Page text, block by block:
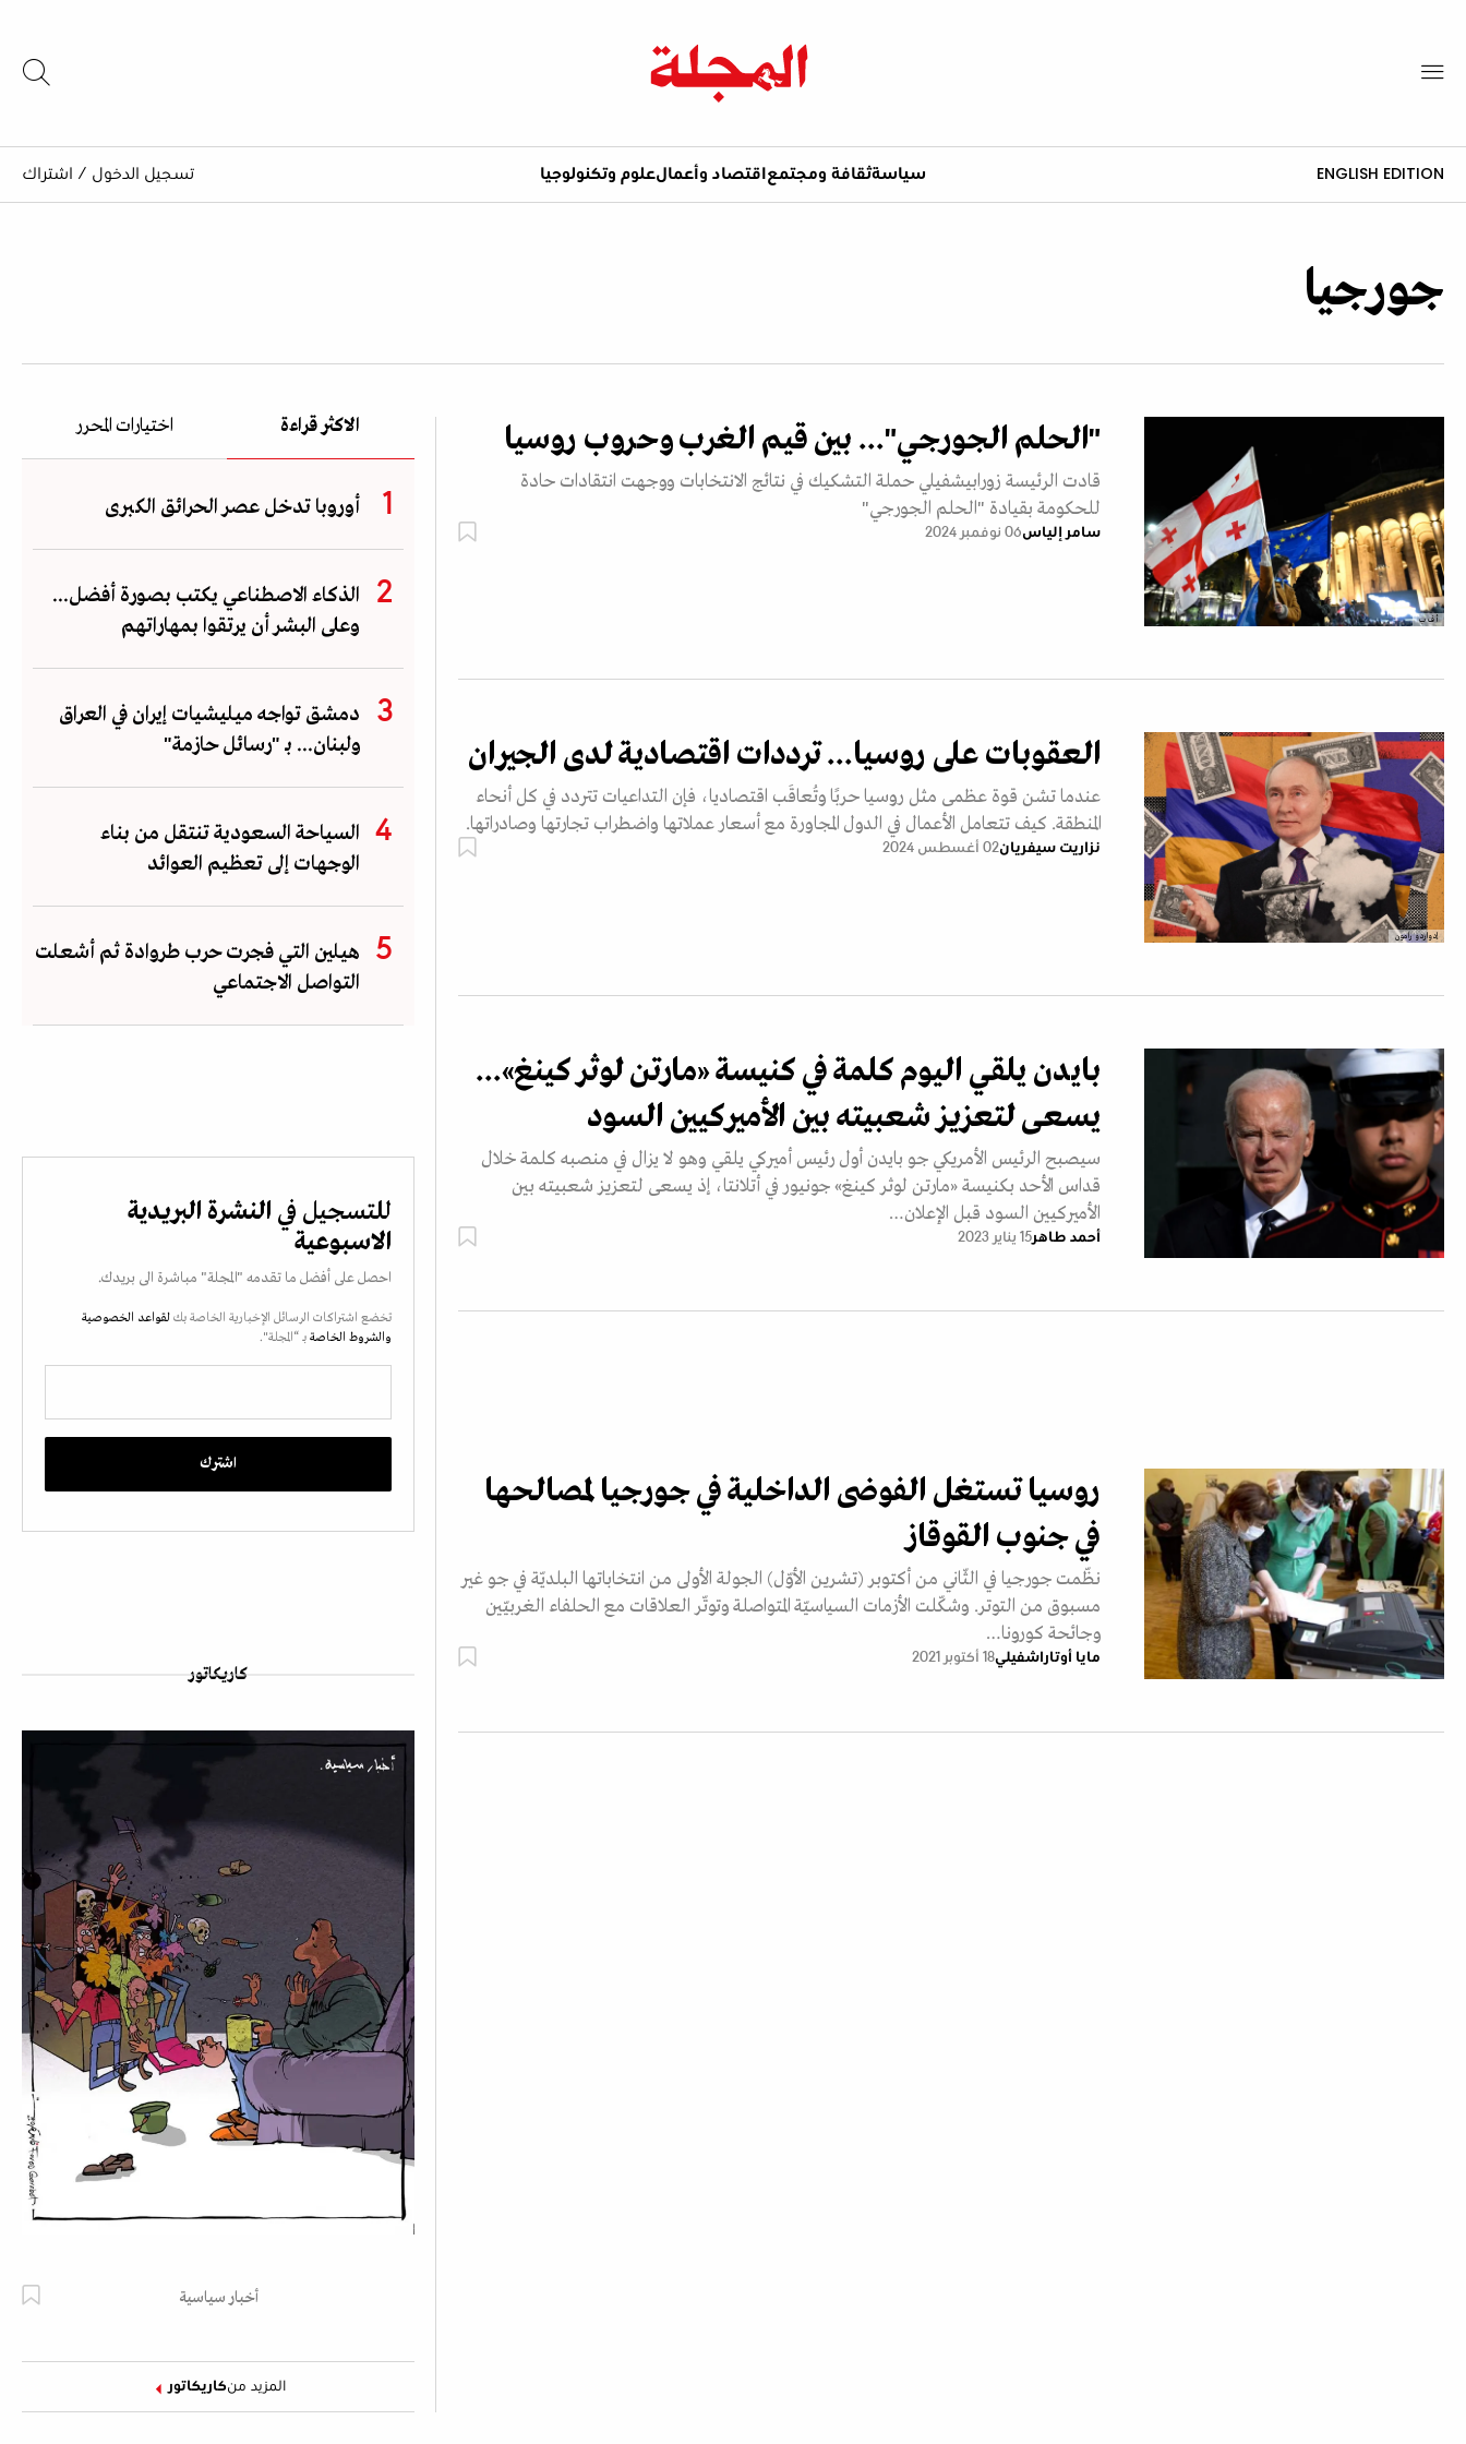
ENGLISH EDITION سياسةثقافة ومجتمع اقتصاد وأعمالعلوم وتكنولوجيا تسجيل الدخول / اشتراك
جورجيا
أ ف ب
"الحلم الجورجي"... بين قيم الغرب وحروب روسيا
قادت الرئيسة زورابيشفيلي حملة التشكيك في نتائج الانتخابات ووجهت انتقادات حادة
للحكومة بقيادة "الحلم الجورجي"
سامر إلياس06 نوفمبر 2024
إدواردو رامون
العقوبات على روسيا... ترددات اقتصادية لدى الجيران
عندما تشن قوة عظمى مثل روسيا حربًا وتُعاقَب اقتصاديا، فإن التداعيات تتردد في كل أنحاء
المنطقة. كيف تتعامل الأعمال في الدول المجاورة مع أسعار عملاتها واضطراب تجارتها وصادراتها.
نزاريت سيفريان02 أغسطس 2024
بايدن يلقي اليوم كلمة في كنيسة «مارتن لوثر كينغ»...
يسعى لتعزيز شعبيته بين الأميركيين السود
سيصبح الرئيس الأمريكي جو بايدن أول رئيس أميركي يلقي وهو لا يزال في منصبه كلمة خلال
قداس الأحد بكنيسة «مارتن لوثر كينغ» جونيور في أتلانتا، إذ يسعى لتعزيز شعبيته بين
الأميركيين السود قبل الإعلان…
أحمد طاهر15 يناير 2023
روسيا تستغل الفوضى الداخلية في جورجيا لمصالحها
في جنوب القوقاز
نظّمت جورجيا في الثّاني من أكتوبر (تشرين الأوّل) الجولة الأولى من انتخاباتها البلديّة في جو غير
مسبوق من التوتر. وشكّلت الأزمات السياسيّة المتواصلة وتوتّر العلاقات مع الحلفاء الغربيّين
وجائحة كورونا…
مايا أوتاراشفيلي18 أكتوبر 2021
الاكثر قراءة اختيارات المحرر
أوروبا تدخل عصر الحرائق الكبرى
الذكاء الاصطناعي يكتب بصورة أفضل...
وعلى البشر أن يرتقوا بمهاراتهم
دمشق تواجه ميليشيات إيران في العراق
ولبنان... بـ "رسائل حازمة"
السياحة السعودية تنتقل من بناء
الوجهات إلى تعظيم العوائد
هيلين التي فجرت حرب طروادة ثم أشعلت
التواصل الاجتماعي
للتسجيل في النشرة البريدية
الاسبوعية
احصل على أفضل ما تقدمه "المجلة" مباشرة الى بريدك.
تخضع اشتراكات الرسائل الإخبارية الخاصة بك لقواعد الخصوصية
والشروط الخاصة بـ “المجلة".
كاريكاتور
أخبار سياسية
المزيد منكاريكاتور